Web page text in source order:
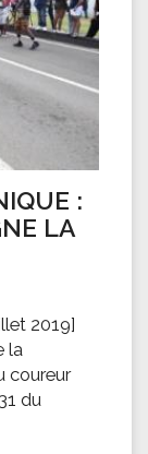
:
LA
2019]
la
coureur
du